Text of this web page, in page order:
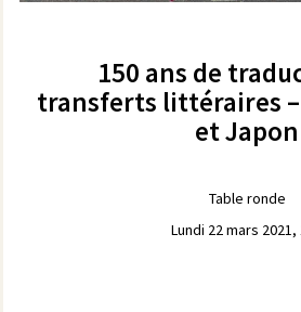
150 ans de
transferts littéraires
et Japon
Table ronde
Lundi 22 mars 2021,